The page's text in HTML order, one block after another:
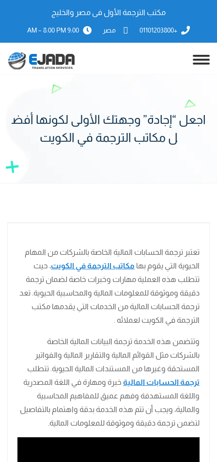
مكتب الترجمة الأول فى مصر والخليج
+01101203800 مصر 9:00 AM – 8:00 PM
اجعل “إجادة” وجهتك الأولى لكونها أفض
ل مكاتب الترجمة في الكويت
تعتبر ترجمة الحسابات المالية الخاصة بالشركات من المهام
الحيوية التي يقوم بها مكاتب الترجمة في الكويت، حيث
تتطلب هذه العملية مهارات وخبرات خاصة لضمان ترجمة
دقيقة وموثوقة للمعلومات المالية والمحاسبية الحيوية. تعد
ترجمة الحسابات المالية من الخدمات التي يقدمها مكتب
الترجمة في الكويت لعملائه .
وتتضمن هذه الخدمة ترجمة البيانات المالية الخاصة
بالشركات مثل القوائم المالية والتقارير المالية والفواتير
المستحقة وغيرها من المستندات المالية الحيوية. تتطلب
ترجمة الحسابات المالية خبرة ومهارة في اللغة المصدرية
واللغة المستهدفة وفهم عميق للمفاهيم المحاسبية
والمالية، ويجب أن تتم هذه الخدمة بدقة واهتمام بالتفاصيل
لتضمن ترجمة دقيقة وموثوقة للمعلومات المالية.